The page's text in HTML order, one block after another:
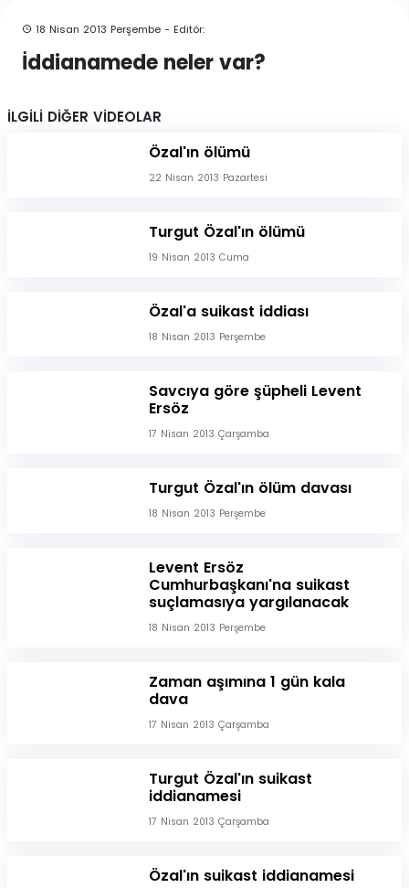
18 Nisan 2013 Perşembe - Editör:
İddianamede neler var?
İLGİLİ DİĞER VİDEOLAR
Özal'ın ölümü
22 Nisan 2013 Pazartesi
Turgut Özal'ın ölümü
19 Nisan 2013 Cuma
Özal'a suikast iddiası
18 Nisan 2013 Perşembe
Savcıya göre şüpheli Levent
Ersöz
17 Nisan 2013 Çarşamba
Turgut Özal'ın ölüm davası
18 Nisan 2013 Perşembe
Levent Ersöz
Cumhurbaşkanı'na suikast
suçlamasıya yargılanacak
18 Nisan 2013 Perşembe
Zaman aşımına 1 gün kala
dava
17 Nisan 2013 Çarşamba
Turgut Özal'ın suikast
iddianamesi
17 Nisan 2013 Çarşamba
Özal'ın suikast iddianamesi